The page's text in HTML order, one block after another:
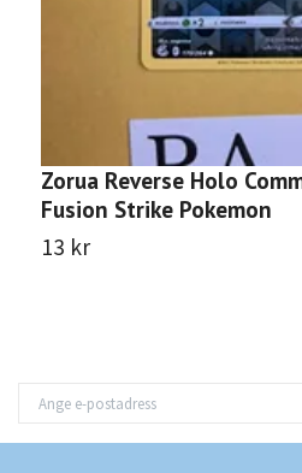
Zorua Reverse Holo
Fusion Strike Pokemon
13 kr